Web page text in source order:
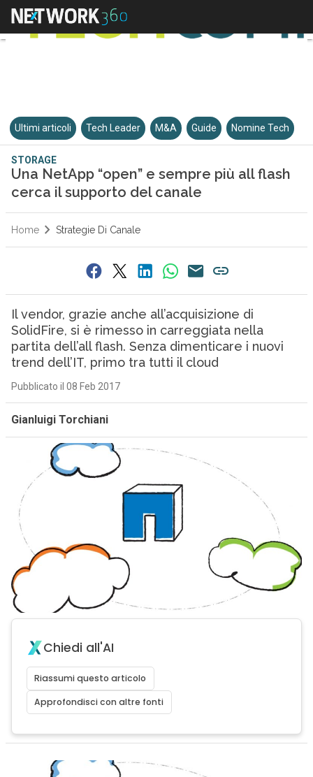
Ultimi articoli Tech Leader M&A Guide Nomine Tech
STORAGE
Una NetApp “open” e sempre più all flash
cerca il supporto del canale
Home Strategie Di Canale
Il vendor, grazie anche all’acquisizione di
SolidFire, si è rimesso in carreggiata nella
partita dell’all flash. Senza dimenticare i nuovi
trend dell’IT, primo tra tutti il cloud
Pubblicato il 08 Feb 2017
Gianluigi Torchiani
Chiedi all'AI
Riassumi questo articolo
Approfondisci con altre fonti